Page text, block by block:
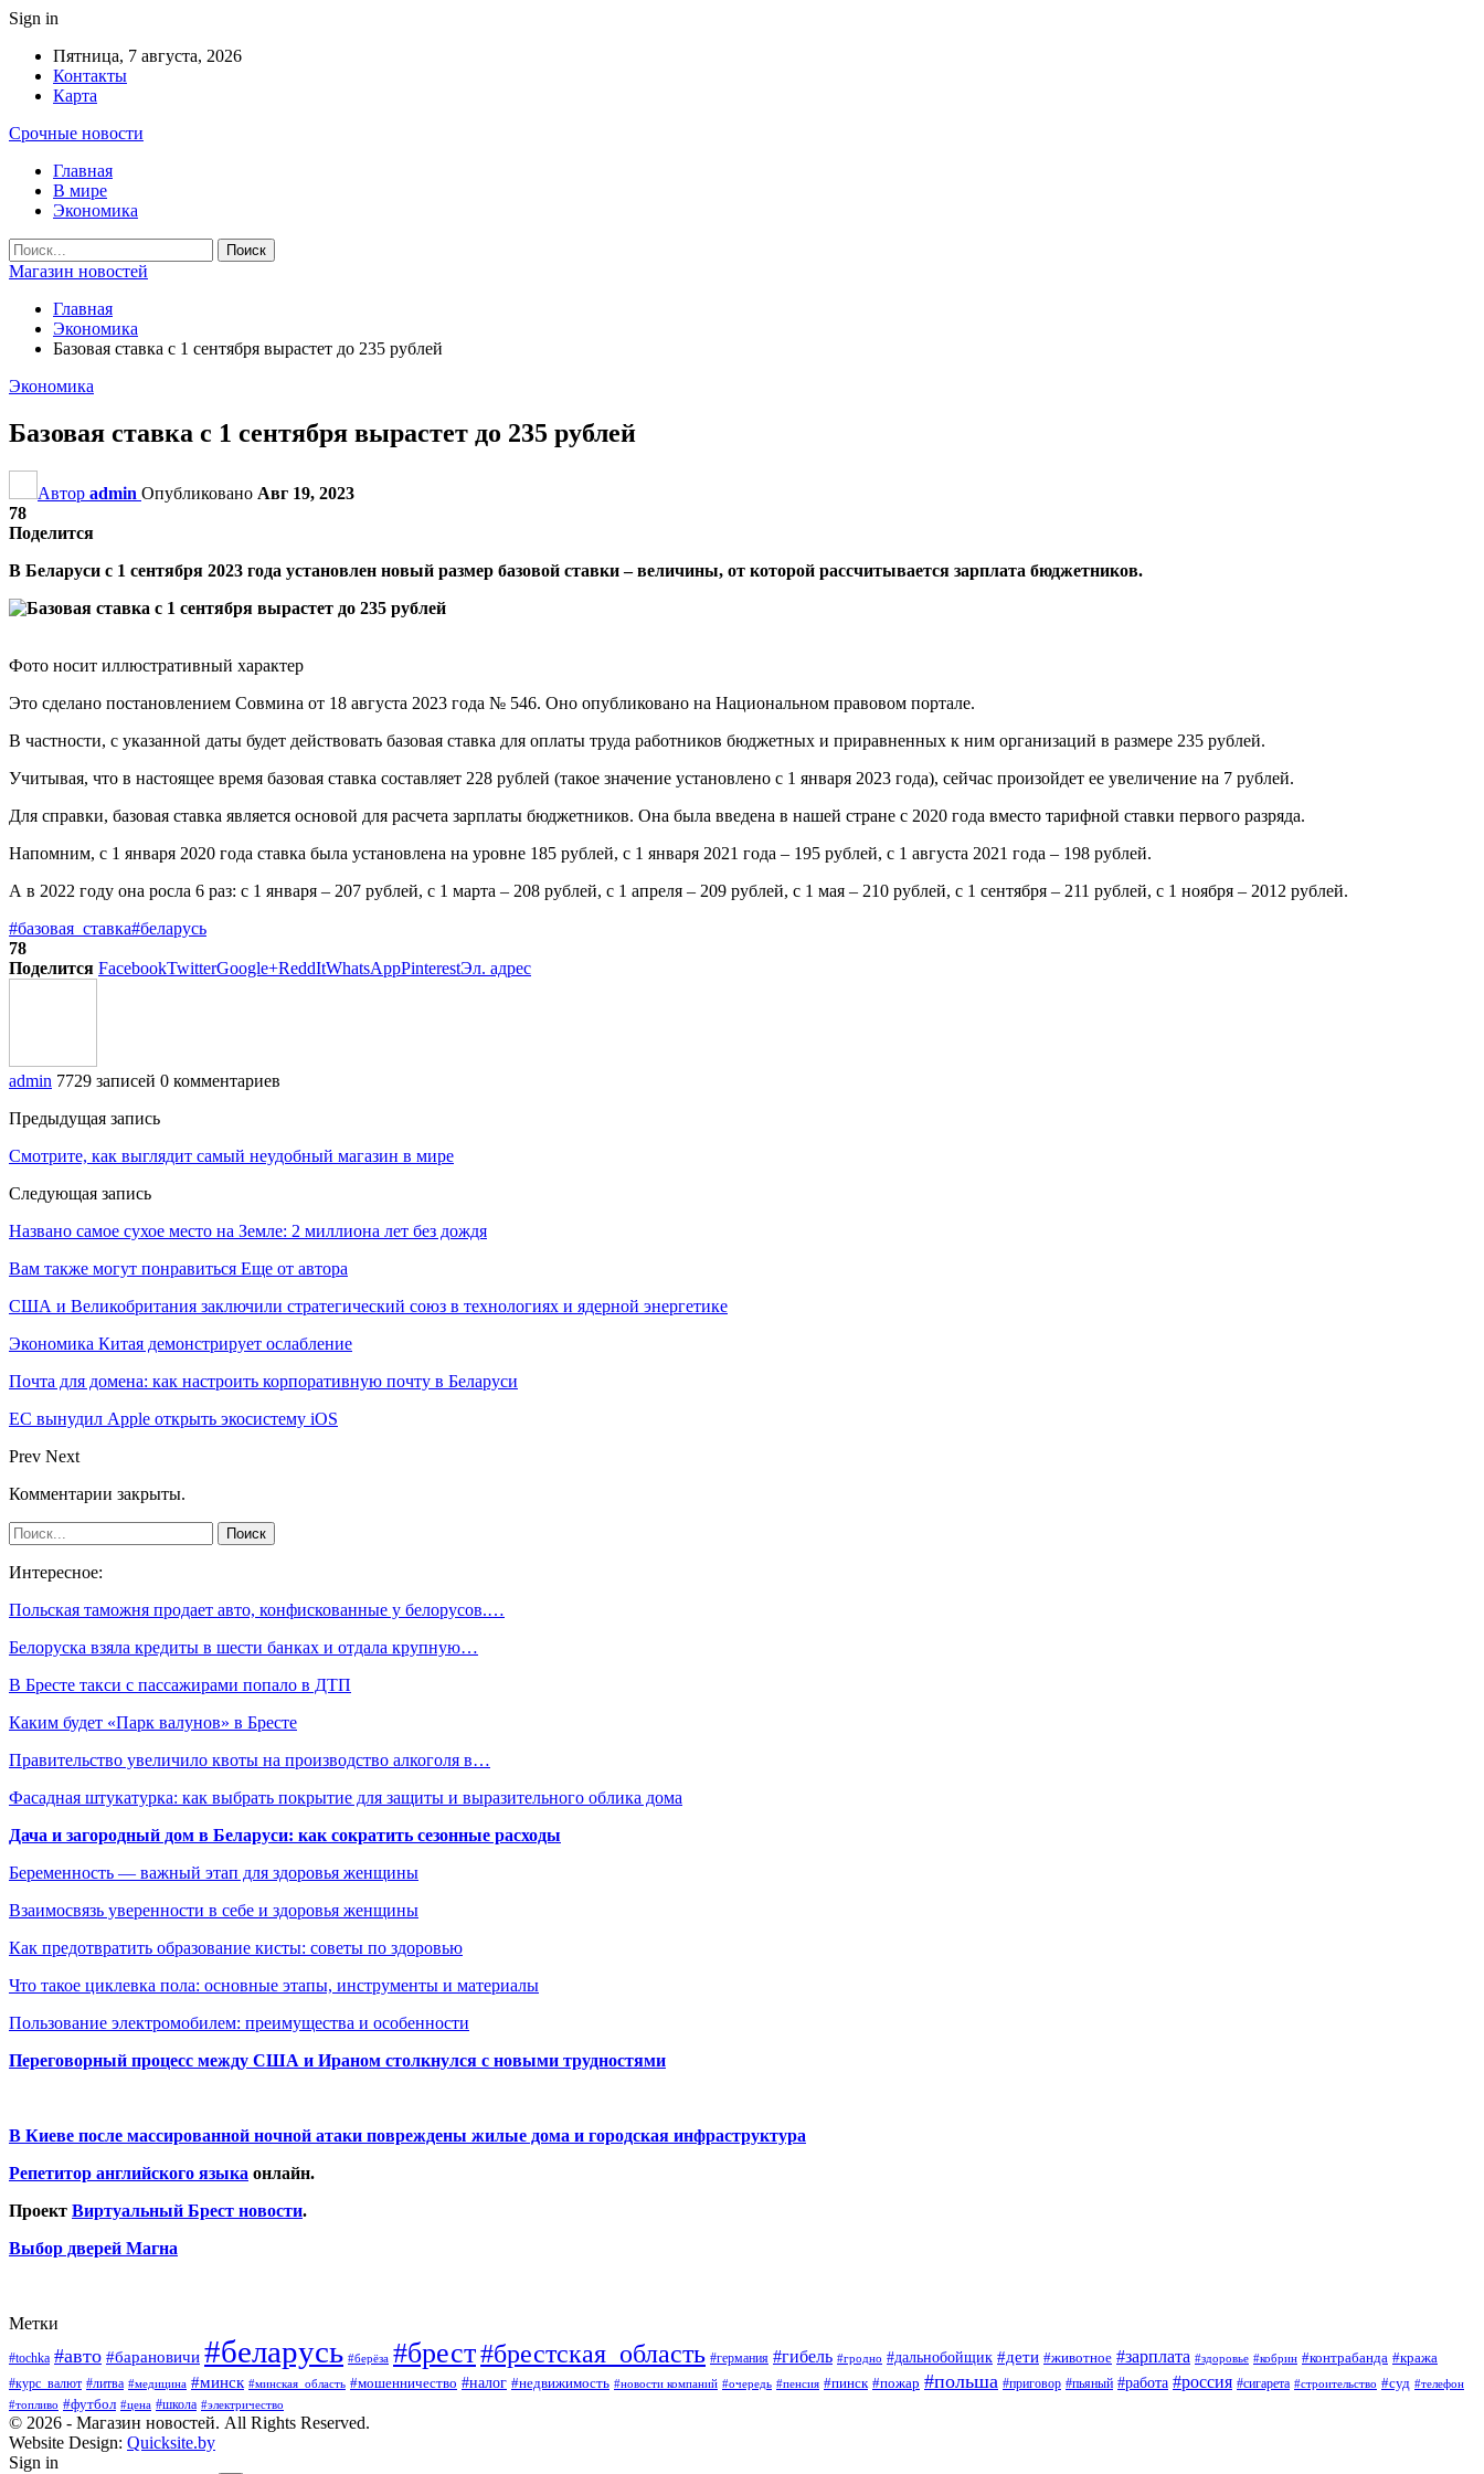
Sign in
Пятница, 7 августа, 2026
Контакты
Карта
Срочные новости
Главная
В мире
Экономика
Магазин новостей
Главная
Экономика
Базовая ставка с 1 сентября вырастет до 235 рублей
Экономика
Базовая ставка с 1 сентября вырастет до 235 рублей
Автор admin Опубликовано Авг 19, 2023
78
Поделится
В Беларуси с 1 сентября 2023 года установлен новый размер базовой ставки – величины, от которой рассчитывается зарплата бюджетников.
Фото носит иллюстративный характер
Это сделано постановлением Совмина от 18 августа 2023 года № 546. Оно опубликовано на Национальном правовом портале.
В частности, с указанной даты будет действовать базовая ставка для оплаты труда работников бюджетных и приравненных к ним организаций в размере 235 рублей.
Учитывая, что в настоящее время базовая ставка составляет 228 рублей (такое значение установлено с 1 января 2023 года), сейчас произойдет ее увеличение на 7 рублей.
Для справки, базовая ставка является основой для расчета зарплаты бюджетников. Она была введена в нашей стране с 2020 года вместо тарифной ставки первого разряда.
Напомним, с 1 января 2020 года ставка была установлена на уровне 185 рублей, с 1 января 2021 года – 195 рублей, с 1 августа 2021 года – 198 рублей.
А в 2022 году она росла 6 раз: с 1 января – 207 рублей, с 1 марта – 208 рублей, с 1 апреля – 209 рублей, с 1 мая – 210 рублей, с 1 сентября – 211 рублей, с 1 ноября – 2012 рублей.
#базовая_ставка#беларусь
78
Поделится FacebookTwitterGoogle+ReddItWhatsAppPinterestЭл. адрес
admin 7729 записей 0 комментариев
Предыдущая запись
Смотрите, как выглядит самый неудобный магазин в мире
Следующая запись
Названо самое сухое место на Земле: 2 миллиона лет без дождя
Вам также могут понравиться Еще от автора
США и Великобритания заключили стратегический союз в технологиях и ядерной энергетике
Экономика Китая демонстрирует ослабление
Почта для домена: как настроить корпоративную почту в Беларуси
ЕС вынудил Apple открыть экосистему iOS
Prev Next
Комментарии закрыты.
Интересное:
Польская таможня продает авто, конфискованные у белорусов.…
Белоруска взяла кредиты в шести банках и отдала крупную…
В Бресте такси с пассажирами попало в ДТП
Каким будет «Парк валунов» в Бресте
Правительство увеличило квоты на производство алкоголя в…
Фасадная штукатурка: как выбрать покрытие для защиты и выразительного облика дома
Дача и загородный дом в Беларуси: как сократить сезонные расходы
Беременность — важный этап для здоровья женщины
Взаимосвязь уверенности в себе и здоровья женщины
Как предотвратить образование кисты: советы по здоровью
Что такое циклевка пола: основные этапы, инструменты и материалы
Пользование электромобилем: преимущества и особенности
Переговорный процесс между США и Ираном столкнулся с новыми трудностями
В Киеве после массированной ночной атаки повреждены жилые дома и городская инфраструктура
Репетитор английского языка онлайн.
Проект Виртуальный Брест новости.
Выбор дверей Магна
Метки
#tochka #авто #барановичи #беларусь #берёза #брест#брестская_область #германия #гибель #гродно #дальнобойщик #дети #животное #зарплата #здоровье #кобрин #контрабанда #кража
#курс_валют #литва #медицина #минск #минская_область #мошенничество #налог #недвижимость #новости компаний #очередь #пенсия #пинск #пожар #польша #приговор #пьяный #работа #россия #сигарета #строительство #суд #телефон
#топливо #футбол #цена #школа #электричество
© 2026 - Магазин новостей. All Rights Reserved.
Website Design: Quicksite.by
Sign in